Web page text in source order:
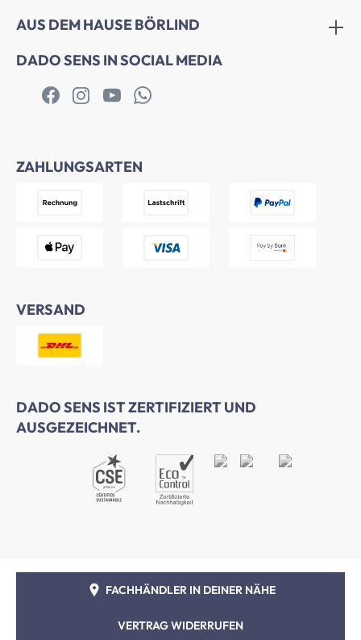
AUS DEM HAUSE BÖRLIND
DADO SENS IN SOCIAL MEDIA
ZAHLUNGSARTEN
VERSAND
DADO SENS IST ZERTIFIZIERT UND
AUSGEZEICHNET.
FACHHÄNDLER IN DEINER NÄHE
VERTRAG WIDERRUFEN